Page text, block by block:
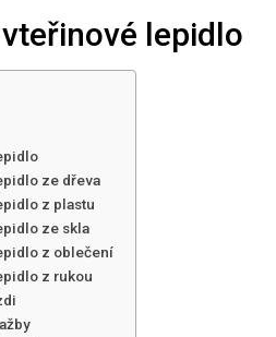
lepidlo
ze dřeva
z plastu
ze skla
z oblečení
z rukou